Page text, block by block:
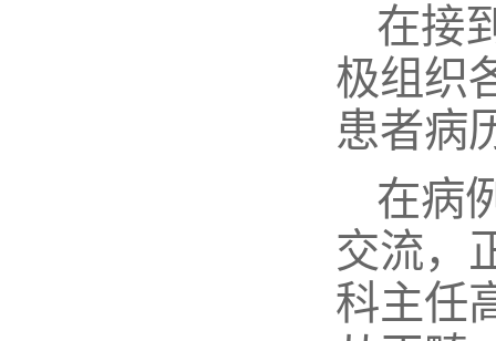
在接
极组织
患者病
在病
交流，
科主任